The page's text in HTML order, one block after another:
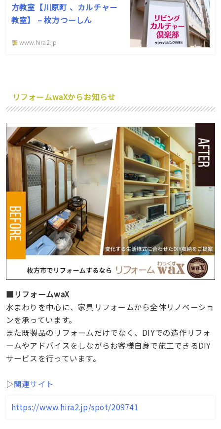
方教室【川原町 、カルチャー
教室】 – 枚方つーしん
www.hira2.jp
リフォームwaXからお知らせ
■リフォームwaX
水まわりを中心に、家具リフォームから全体リノベーショ
ンを承っています。
また既製品のリフォームだけでなく、DIYでの造作リフォ
ームやアドバイスをしながらお客様自身で施工できるDIY
サービスを行っています。
▷関連サイト
https://www.hira2.jp/spot/209741